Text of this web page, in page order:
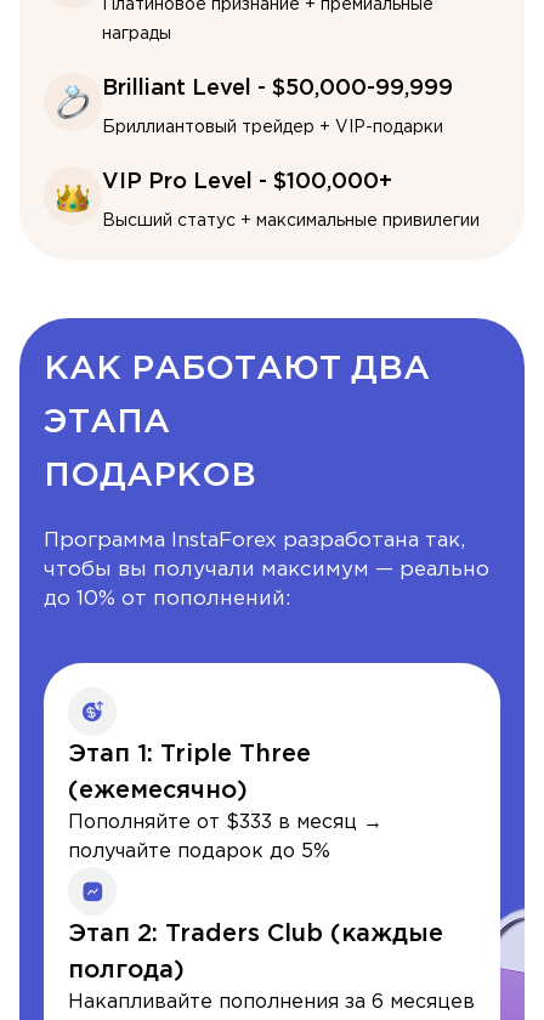
Платиновое признание + премиальные
награды
Brilliant Level - $50,000-99,999
Бриллиантовый трейдер + VIP-подарки
VIP Pro Level - $100,000+
Высший статус + максимальные привилегии
КАК РАБОТАЮТ ДВА
ЭТАПА
ПОДАРКОВ
Программа InstaForex разработана так,
чтобы вы получали максимум — реально
до 10% от пополнений:
Этап 1: Triple Three
(ежемесячно)
Пополняйте от $333 в месяц →
получайте подарок до 5%
Этап 2: Traders Club (каждые
полгода)
Накапливайте пополнения за 6 месяцев